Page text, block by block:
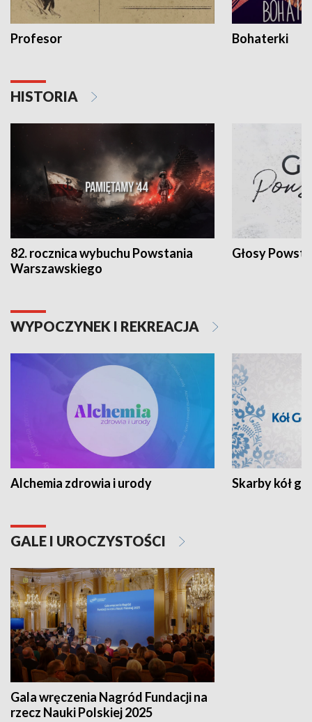
Profesor Bohaterki
HISTORIA
82. rocznica wybuchu Powstania
Warszawskiego
Głosy
WYPOCZYNEK I REKREACJA
Alchemia zdrowia i urody Skarby kół
GALE I UROCZYSTOŚCI
Gala wręczenia Nagród Fundacji na
rzecz Nauki Polskiej 2025